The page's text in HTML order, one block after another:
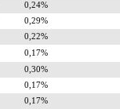
0,24%
0,29%
0,22%
0,17%
0,30%
0,17%
0,17%